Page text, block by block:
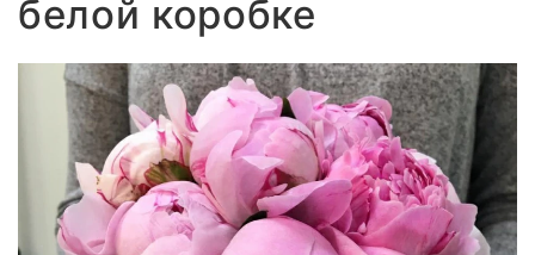
белой коробке